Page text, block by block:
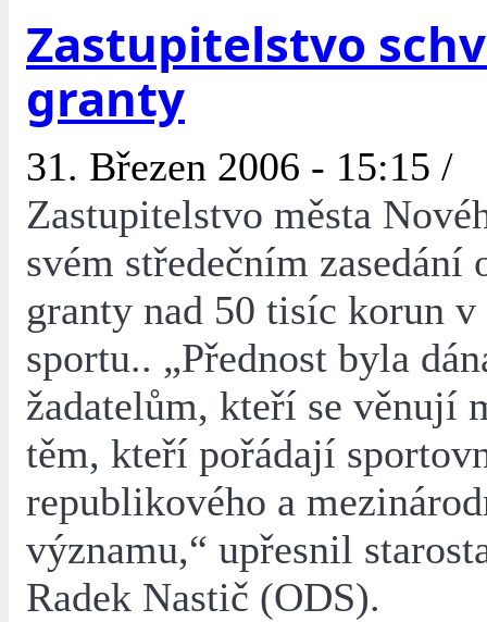
Zastupitelstvo
granty
31. Březen 2006 - 15:15 /
Zastupitelstvo města
svém středečním zasedání
granty nad 50 tisíc korun
sportu.. „Přednost byla
žadatelům, kteří se věnují
těm, kteří pořádají
republikového a
významu,“ upřesnil
Radek Nastič (ODS).